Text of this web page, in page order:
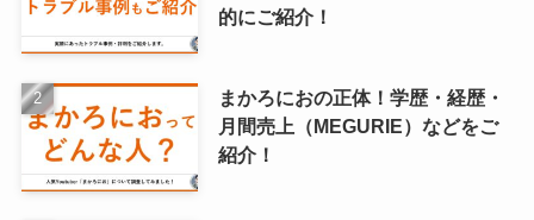
的にご紹介！
まかろにおの正体！学歴・経歴・
月間売上（MEGURIE）などをご
紹介！